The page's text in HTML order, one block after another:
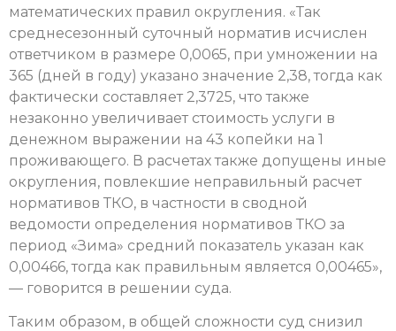
математических правил округления. «Так
среднесезонный суточный норматив исчислен
ответчиком в размере 0,0065, при умножении на
365 (дней в году) указано значение 2,38, тогда как
фактически составляет 2,3725, что также
незаконно увеличивает стоимость услуги в
денежном выражении на 43 копейки на 1
проживающего. В расчетах также допущены иные
округления, повлекшие неправильный расчет
нормативов ТКО, в частности в сводной
ведомости определения нормативов ТКО за
период «Зима» средний показатель указан как
0,00466, тогда как правильным является 0,00465»,
— говорится в решении суда.
Таким образом, в общей сложности суд снизил